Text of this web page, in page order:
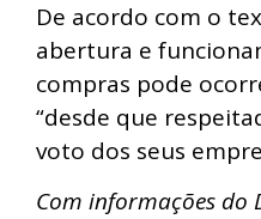
De acordo com o
abertura e
compras pode
“desde que
voto dos seus
Com informações do